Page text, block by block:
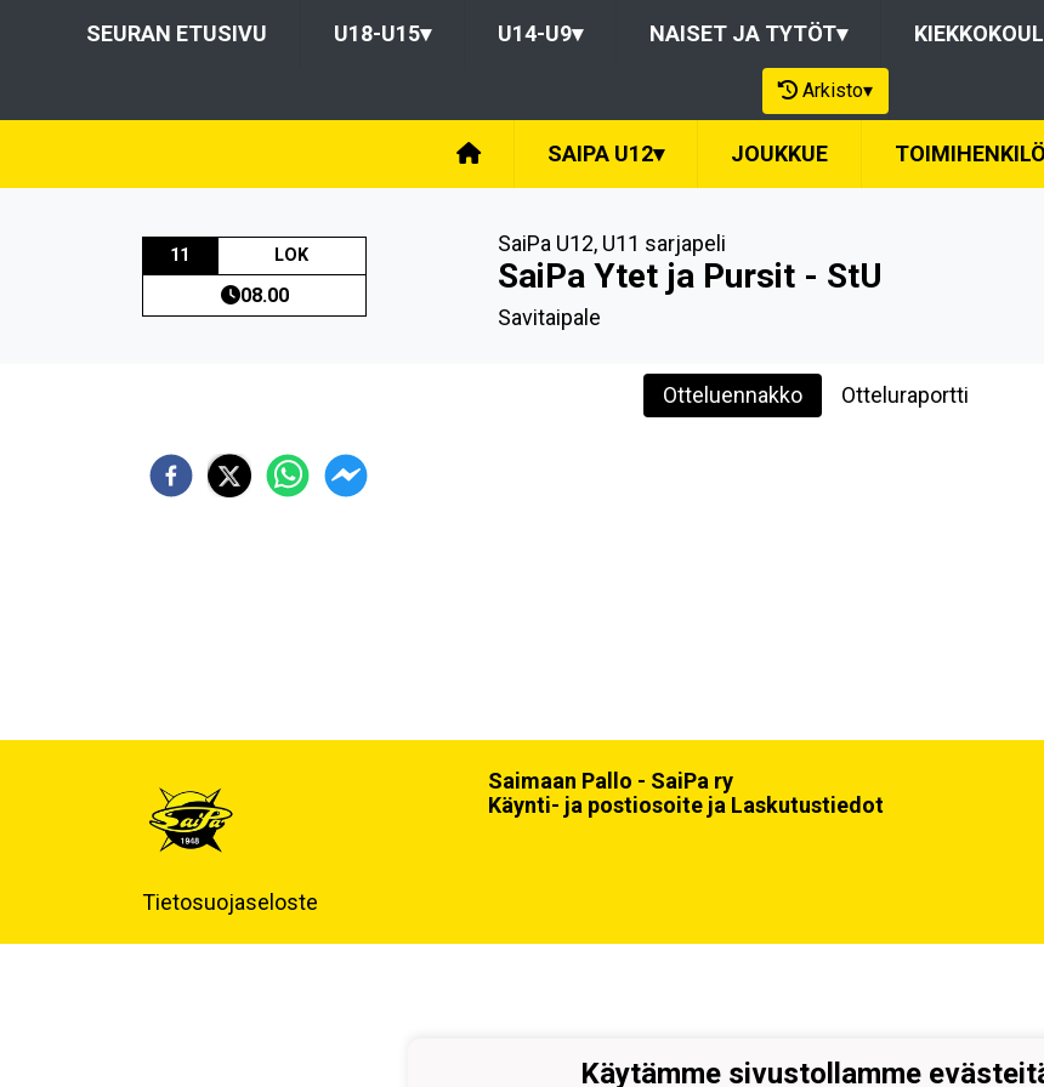
SEURAN ETUSIVU U18-U15▾ U14-U9▾ NAISET JA TYTÖT▾
Arkisto▾
SAIPA U12▾ JOUKKUE
11 LOK
08.00
SaiPa U12, U11 sarjapeli
SaiPa Ytet ja Pursit - StU
Savitaipale
Otteluennakko Otteluraportti
Tietosuojaseloste
Saimaan Pallo - SaiPa ry
Käynti- ja postiosoite ja Laskutustiedot
Käytämme sivustollamme